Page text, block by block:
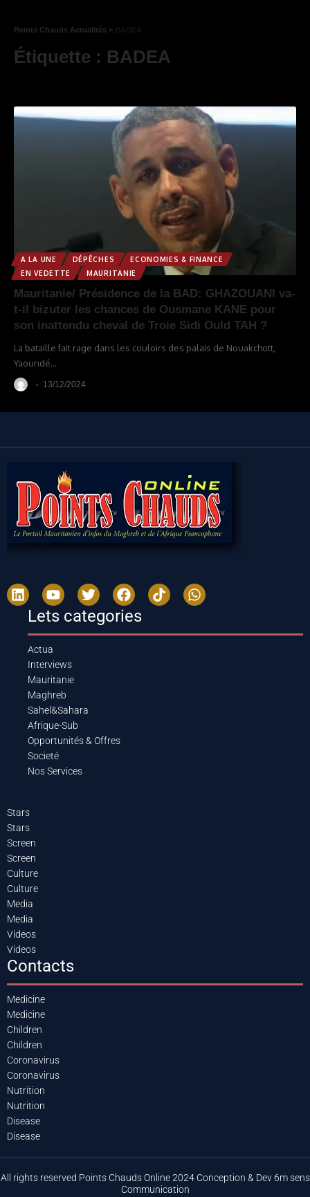
Points Chauds Actualités >
Étiquette : BADEA
A LA UNE DÉPÊCHES
ECONOMIES & FINANCE
EN VEDETTE
MAURITANIE
Mauritanie/ Présidence de la BAD: GHAZOUANI va-
t-il bizuter les chances de Ousmane KANE pour
son inattendu cheval de Troie Sidi Ould TAH ?
La bataille fait rage dans les couloirs des palais de Nouakchott,
Yaoundé…
13/12/2024
Lets categories
Actua
Interviews
Mauritanie
Maghreb
Sahel&Sahara
Afrique-Sub
Opportunités & Offres
Societé
Nos Services
Stars
Stars
Screen
Screen
Culture
Culture
Media
Media
Videos
Videos
Contacts
Medicine
Medicine
Children
Children
Coronavirus
Coronavirus
Nutrition
Nutrition
Disease
Disease
All rights reserved Points Chauds Online 2024 Conception & Dev 6m sens
Communication